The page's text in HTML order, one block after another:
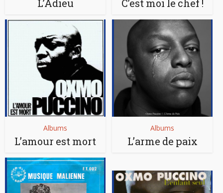
L’Adieu
C’est moi le chef !
Albums
L’amour est mort
Albums
L’arme de paix